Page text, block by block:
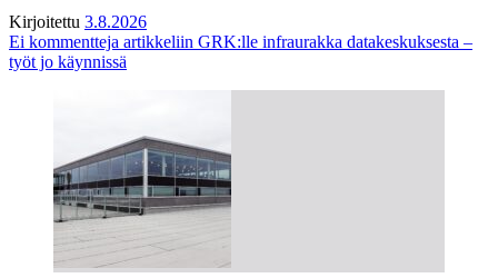
Kirjoitettu 3.8.2026
Ei kommentteja artikkeliin GRK:lle infraurakka datakeskuksesta –
työt jo käynnissä